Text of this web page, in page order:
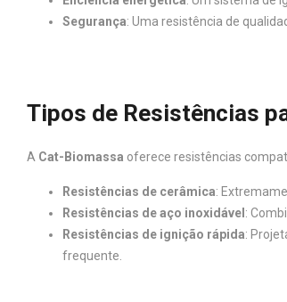
Segurança: Uma resistência de
Tipos de Resistências
A Cat-Biomassa oferece resistências
Resistências de cerâmica:
Resistências de aço inoxidável :
Resistências de ignição rápida:
frequente.